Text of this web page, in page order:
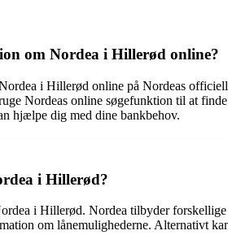
om Nordea i Hillerød online?
i Hillerød online på Nordeas
Nordeas online søgefunktion til at
hjælpe dig med dine bankbehov.
i Hillerød?
i Hillerød. Nordea tilbyder
om lånemulighederne. Alternativt